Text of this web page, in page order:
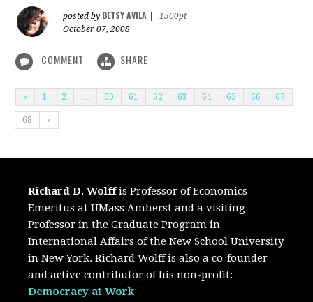
posted by BETSY AVILA
1500pt
October 07, 2008
COMMENT SHARE
« 1 2 60 61 62 63 64 65 66 67
68 »
Richard D. Wolffis Professor of Economics
Emeritus at UMass Amherst and a visiting
Professor in the Graduate Program in
International Affairs of the New School University
in New York. Richard Wolff is also a co-founder
and active contributor of his non-profit:
Democracy at Work